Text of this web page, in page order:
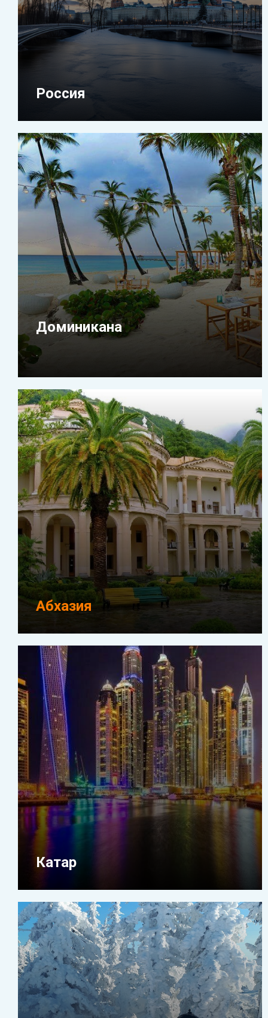
Россия
Доминикана
.
Абхазия
Катар